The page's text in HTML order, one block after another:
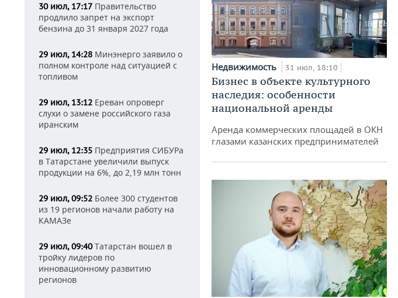
30 июл, 17:17 Правительство
продлило запрет на экспорт
бензина до 31 января 2027 года
29 июл, 14:28 Минэнерго заявило о
полном контроле над ситуацией с
топливом
29 июл, 13:12 Ереван опроверг
слухи о замене российского газа
иранским
29 июл, 12:35 Предприятия СИБУРа
в Татарстане увеличили выпуск
продукции на 6%, до 2,19 млн тонн
29 июл, 09:52 Более 300 студентов
из 19 регионов начали работу на
КАМАЗе
29 июл, 09:40Татарстан вошел в
тройку лидеров по
инновационному развитию
регионов
Недвижимость 31 июл, 18:10
Бизнес в объекте культурного
наследия: особенности
национальной аренды
Аренда коммерческих площадей в ОКН
глазами казанских предпринимателей